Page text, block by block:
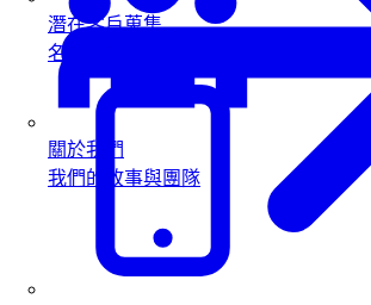
潛在客戶蒐集
名牌掃描蒐集商機
關於我們
我們的故事與團隊